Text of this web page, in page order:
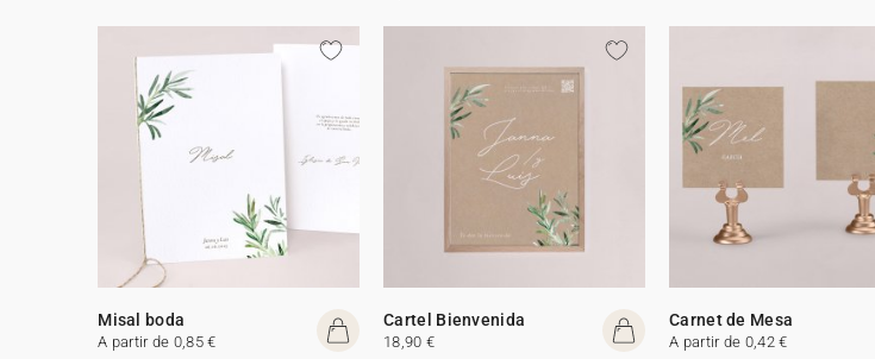
Misal boda
A partir de 0,85 €
Cartel Bienvenida
18,90 €
Carnet de Mesa
A partir de 0,42 €